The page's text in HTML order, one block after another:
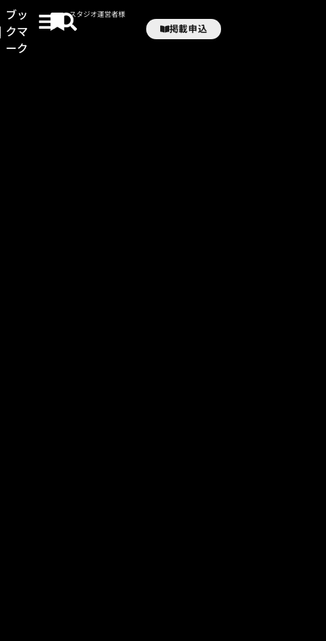
ブッ
クマ
ーク
スタジオ運営者様
掲載申込